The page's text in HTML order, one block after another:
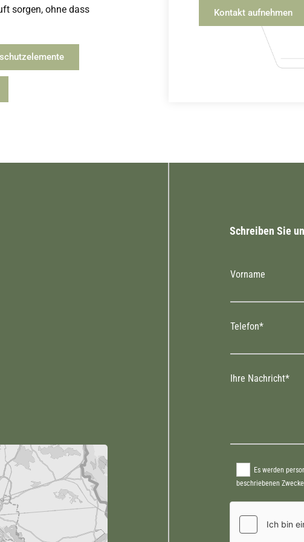
sorgen, ohne dass
Kontakt aufnehmen
Schreiben Sie
Vorname
Telefon*
Ihre Nachricht*
Es werden
beschriebenen